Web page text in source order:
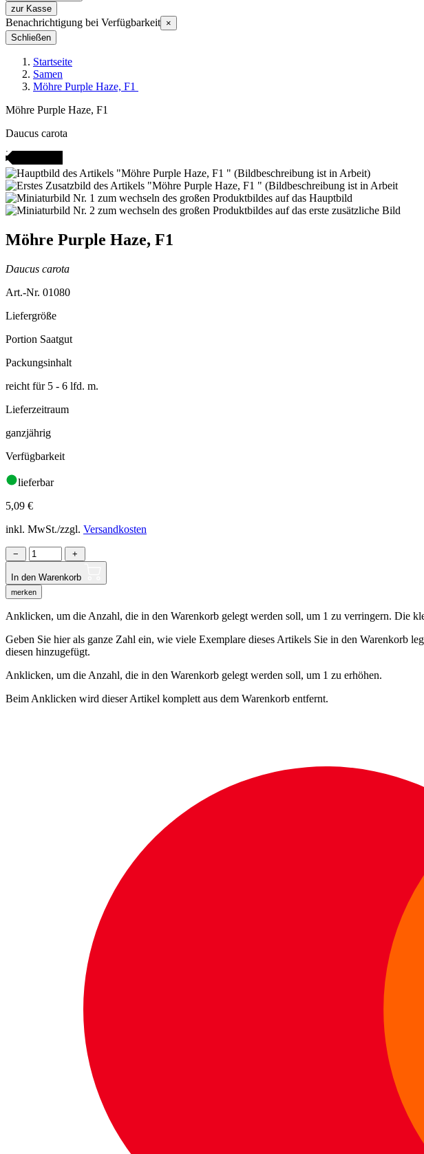
zur Kasse
Benachrichtigung bei Verfügbarkeit ×
Schließen
Startseite
Samen
Möhre Purple Haze, F1
Möhre Purple Haze, F1
Daucus carota
Möhre Purple Haze, F1
Daucus carota
Art.-Nr. 01080
Liefergröße
Portion Saatgut
Packungsinhalt
reicht für 5 - 6 lfd. m.
Lieferzeitraum
ganzjährig
Verfügbarkeit
lieferbar
5,09 €
inkl. MwSt./zzgl. Versandkosten
− +
In den Warenkorb
merken
Anklicken, um die Anzahl, die in den Warenkorb gelegt werden soll, um 1 zu verringern. Die
Geben Sie hier als ganze Zahl ein, wie viele Exemplare dieses Artikels Sie in den Warenkorb
diesen hinzugefügt.
Anklicken, um die Anzahl, die in den Warenkorb gelegt werden soll, um 1 zu erhöhen.
Beim Anklicken wird dieser Artikel komplett aus dem Warenkorb entfernt.